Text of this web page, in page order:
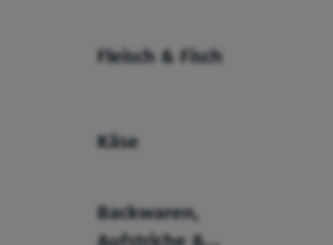
Fleisch & Fisch
Käse
Backwaren,